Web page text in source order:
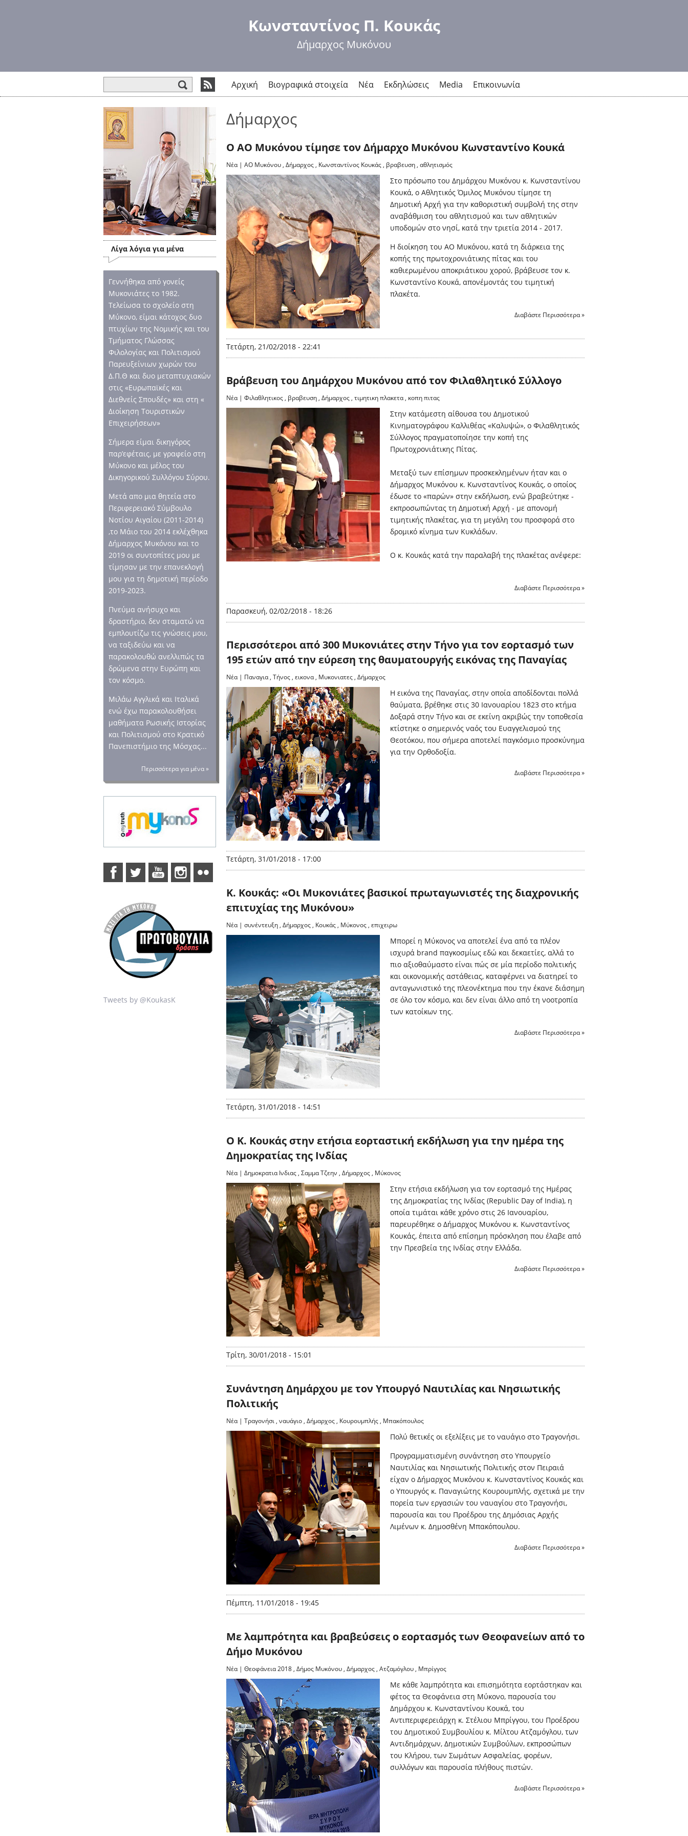
προς το
κυρίως
περιεχόμενο
Κωνσταντίνος Π. Κουκάς
Δήμαρχος Μυκόνου
Αρχική Βιογραφικά στοιχεία Νέα Εκδηλώσεις Media Επικοινωνία
Λίγα λόγια για μένα
Γεννήθηκα από γονείς
Μυκονιάτες το 1982.
Τελείωσα το σχολείο στη
Μύκονο, είμαι κάτοχος δυο
πτυχίων της Νομικής και του
Τμήματος Γλώσσας
Φιλολογίας και Πολιτισμού
Παρευξείνιων χωρών του
Δ.Π.Θ και δυο μεταπτυχιακών
στις «Ευρωπαϊκές και
Διεθνείς Σπουδές» και στη «
Διοίκηση Τουριστικών
Επιχειρήσεων»
Σήμερα είμαι δικηγόρος
παρ’εφέταις, με γραφείο στη
Μύκονο και μέλος του
Δικηγορικού Συλλόγου Σύρου.
Μετά απο μια θητεία στο
Περιφερειακό Σύμβουλο
Νοτίου Αιγαίου (2011-2014)
,το Μάιο του 2014 εκλέχθηκα
Δήμαρχος Μυκόνου και το
2019 οι συντοπίτες μου με
τίμησαν με την επανεκλογή
μου για τη δημοτική περίοδο
2019-2023.
Πνεύμα ανήσυχο και
δραστήριο, δεν σταματώ να
εμπλουτίζω τις γνώσεις μου,
να ταξιδεύω και να
παρακολουθώ ανελλιπώς τα
δρώμενα στην Ευρώπη και
τον κόσμο.
Μιλάω Αγγλικά και Ιταλικά
ενώ έχω παρακολουθήσει
μαθήματα Ρωσικής Ιστορίας
και Πολιτισμού στο Κρατικό
Πανεπιστήμιο της Μόσχας...
Περισσότερα για μένα »
Tweets by @KoukasK
Δήμαρχος
Ο ΑΟ Μυκόνου τίμησε τον Δήμαρχο Μυκόνου Κωνσταντίνο Κουκά
Νέα| ΑΟ Μυκόνου , Δήμαρχος , Κωνσταντίνος Κουκάς , βραβευση , αθλητισμός
Στο πρόσωπο του Δημάρχου Μυκόνου κ. Κωνσταντίνου
Κουκά, ο Αθλητικός Όμιλος Μυκόνου τίμησε τη
Δημοτική Αρχή για την καθοριστική συμβολή της στην
αναβάθμιση του αθλητισμού και των αθλητικών
υποδομών στο νησί, κατά την τριετία 2014 - 2017.
Η διοίκηση του ΑΟ Μυκόνου, κατά τη διάρκεια της
κοπής της πρωτοχρονιάτικης πίτας και του
καθιερωμένου αποκριάτικου χορού, βράβευσε τον κ.
Κωνσταντίνο Κουκά, απονέμοντάς του τιμητική
πλακέτα.
Διαβάστε Περισσότερα »
Τετάρτη, 21/02/2018 - 22:41
Βράβευση του Δημάρχου Μυκόνου από τον Φιλαθλητικό Σύλλογο
Νέα| Φιλαθλητικος , βραβευση , Δήμαρχος , τιμητικη πλακετα, κοπη πιτας
Στην κατάμεστη αίθουσα του Δημοτικού
Κινηματογράφου Καλλιθέας «Καλυψώ», ο Φιλαθλητικός
Σύλλογος πραγματοποίησε την κοπή της
Πρωτοχρονιάτικης Πίτας.
Μεταξύ των επίσημων προσκεκλημένων ήταν και ο
Δήμαρχος Μυκόνου κ. Κωνσταντίνος Κουκάς, ο οποίος
έδωσε το «παρών» στην εκδήλωση, ενώ βραβεύτηκε -
εκπροσωπώντας τη Δημοτική Αρχή - με απονομή
τιμητικής πλακέτας, για τη μεγάλη του προσφορά στο
δρομικό κίνημα των Κυκλάδων.
Ο κ. Κουκάς κατά την παραλαβή της πλακέτας ανέφερε:
Διαβάστε Περισσότερα »
Παρασκευή, 02/02/2018 - 18:26
Περισσότεροι από 300 Μυκονιάτες στην Τήνο για τον εορτασμό των
195 ετών από την εύρεση της θαυματουργής εικόνας της Παναγίας
Νέα| Παναγια, Τήνος , εικονα, Μυκονιατες , Δήμαρχος
Η εικόνα της Παναγίας, στην οποία αποδίδονται πολλά
θαύματα, βρέθηκε στις 30 Ιανουαρίου 1823 στο κτήμα
Δοξαρά στην Τήνο και σε εκείνη ακριβώς την τοποθεσία
κτίστηκε ο σημερινός ναός του Ευαγγελισμού της
Θεοτόκου, που σήμερα αποτελεί παγκόσμιο προσκύνημα
για την Ορθοδοξία.
Διαβάστε Περισσότερα »
Τετάρτη, 31/01/2018 - 17:00
Κ. Κουκάς: «Οι Μυκονιάτες βασικοί πρωταγωνιστές της διαχρονικής
επιτυχίας της Μυκόνου»
Νέα| συνέντευξη , Δήμαρχος , Κουκάς , Μύκονος , επιχειρω
Μπορεί η Μύκονος να αποτελεί ένα από τα πλέον
ισχυρά brand παγκοσμίως εδώ και δεκαετίες, αλλά το
πιο αξιοθαύμαστο είναι πώς σε μία περίοδο πολιτικής
και οικονομικής αστάθειας, καταφέρνει να διατηρεί το
ανταγωνιστικό της πλεονέκτημα που την έκανε διάσημη
σε όλο τον κόσμο, και δεν είναι άλλο από τη νοοτροπία
των κατοίκων της.
Διαβάστε Περισσότερα »
Τετάρτη, 31/01/2018 - 14:51
Ο Κ. Κουκάς στην ετήσια εορταστική εκδήλωση για την ημέρα της
Δημοκρατίας της Ινδίας
Νέα| Δημοκρατια Ινδιας , Σαμμα Τζεην , Δήμαρχος , Μύκονος
Στην ετήσια εκδήλωση για τον εορτασμό της Ημέρας
της Δημοκρατίας της Ινδίας (Republic Day of India), η
οποία τιμάται κάθε χρόνο στις 26 Ιανουαρίου,
παρευρέθηκε ο Δήμαρχος Μυκόνου κ. Κωνσταντίνος
Κουκάς, έπειτα από επίσημη πρόσκληση που έλαβε από
την Πρεσβεία της Ινδίας στην Ελλάδα.
Διαβάστε Περισσότερα »
Τρίτη, 30/01/2018 - 15:01
Συνάντηση Δημάρχου με τον Υπουργό Ναυτιλίας και Νησιωτικής
Πολιτικής
Νέα| Τραγονήσι , ναυάγιο , Δήμαρχος , Κουρουμπλής , Μπακόπουλος
Πολύ θετικές οι εξελίξεις με το ναυάγιο στο Τραγονήσι.
Προγραμματισμένη συνάντηση στο Υπουργείο
Ναυτιλίας και Νησιωτικής Πολιτικής στον Πειραιά
είχαν ο Δήμαρχος Μυκόνου κ. Κωνσταντίνος Κουκάς και
ο Υπουργός κ. Παναγιώτης Κουρουμπλής, σχετικά με την
πορεία των εργασιών του ναυαγίου στο Τραγονήσι,
παρουσία και του Προέδρου της Δημόσιας Αρχής
Λιμένων κ. Δημοσθένη Μπακόπουλου.
Διαβάστε Περισσότερα »
Πέμπτη, 11/01/2018 - 19:45
Με λαμπρότητα και βραβεύσεις ο εορτασμός των Θεοφανείων από το
Δήμο Μυκόνου
Νέα| Θεοφάνεια 2018 , Δήμος Μυκόνου , Δήμαρχος , Ατζαμόγλου , Μπρίγγος
Με κάθε λαμπρότητα και επισημότητα εορτάστηκαν και
φέτος τα Θεοφάνεια στη Μύκονο, παρουσία του
Δημάρχου κ. Κωνσταντίνου Κουκά, του
Αντιπεριφερειάρχη κ. Στέλιου Μπρίγγου, του Προέδρου
του Δημοτικού Συμβουλίου κ. Μίλτου Ατζαμόγλου, των
Αντιδημάρχων, Δημοτικών Συμβούλων, εκπροσώπων
του Κλήρου, των Σωμάτων Ασφαλείας, φορέων,
συλλόγων και παρουσία πλήθους πιστών.
Διαβάστε Περισσότερα »